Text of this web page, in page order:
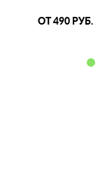
ОТ 490 РУБ.